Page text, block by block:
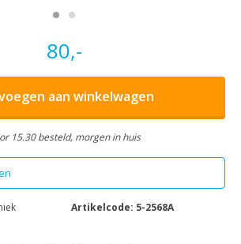
80,-
aan winkelwagen
15.30 besteld, morgen in huis
Artikelcode: 5-2568A